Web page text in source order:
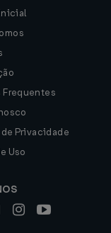
Frequentes
Privacidade
Uso